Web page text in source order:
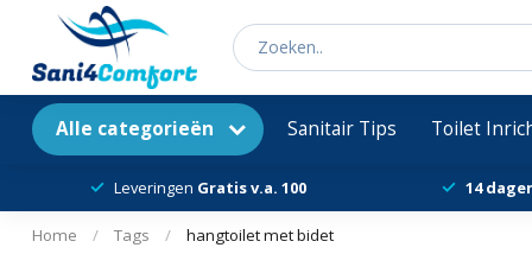
Alle categorieën Sanitair Tips Toilet
Leveringen Gratis v.a. 100 14
Home / Tags / hangtoilet met bidet